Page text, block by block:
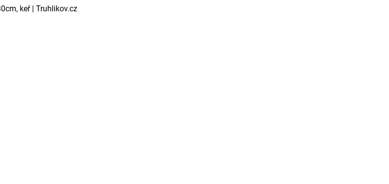
keř | Truhlikov.cz